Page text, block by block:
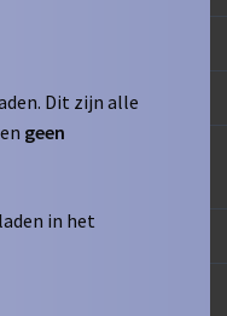
Dit zijn alle
geen
in het